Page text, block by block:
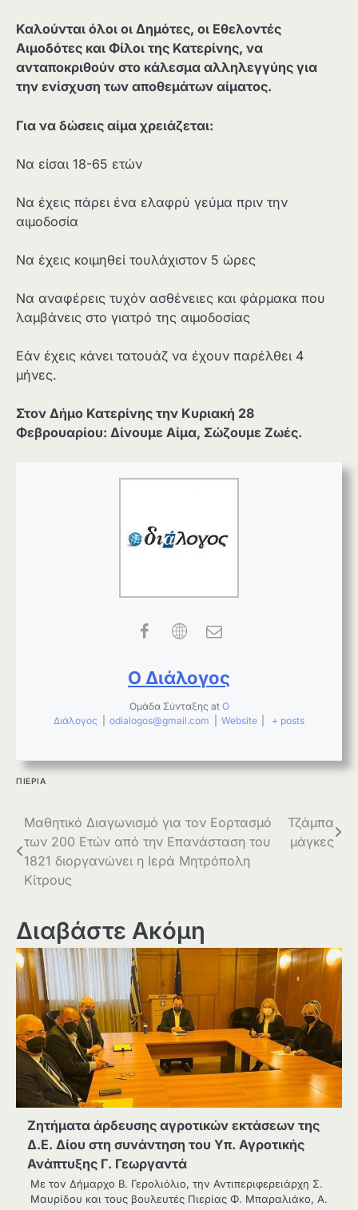
Καλούνται όλοι οι Δημότες, οι Εθελοντές
Αιμοδότες και Φίλοι της Κατερίνης, να
ανταποκριθούν στο κάλεσμα αλληλεγγύης για
την ενίσχυση των αποθεμάτων αίματος.
Για να δώσεις αίμα χρειάζεται:
Να είσαι 18-65 ετών
Να έχεις πάρει ένα ελαφρύ γεύμα πριν την
αιμοδοσία
Να έχεις κοιμηθεί τουλάχιστον 5 ώρες
Να αναφέρεις τυχόν ασθένειες και φάρμακα που
λαμβάνεις στο γιατρό της αιμοδοσίας
Εάν έχεις κάνει τατουάζ να έχουν παρέλθει 4
μήνες.
Στον Δήμο Κατερίνης την Κυριακή 28
Φεβρουαρίου: Δίνουμε Αίμα, Σώζουμε Ζωές.
Ο Διάλογος
Ομάδα Σύνταξης at Ο
Διάλογος
odialogos@gmail.com Website + posts
ΠΙΕΡΙΑ
Πλοήγηση
άρθρων
Μαθητικό Διαγωνισμό για τον Εορτασμό
των 200 Eτών από την Επανάσταση του
1821 διοργανώνει η Ιερά Μητρόπολη
Κίτρους
Τζάμπα
μάγκες
Διαβάστε Ακόμη
Ζητήματα άρδευσης αγροτικών εκτάσεων της
Δ.Ε. Δίου στη συνάντηση του Υπ. Αγροτικής
Ανάπτυξης Γ. Γεωργαντά
Με τον Δήμαρχο Β. Γερολιόλιο, την Αντιπεριφερειάρχη Σ.
Μαυρίδου και τους βουλευτές Πιερίας Φ. Μπαραλιάκο, Α.